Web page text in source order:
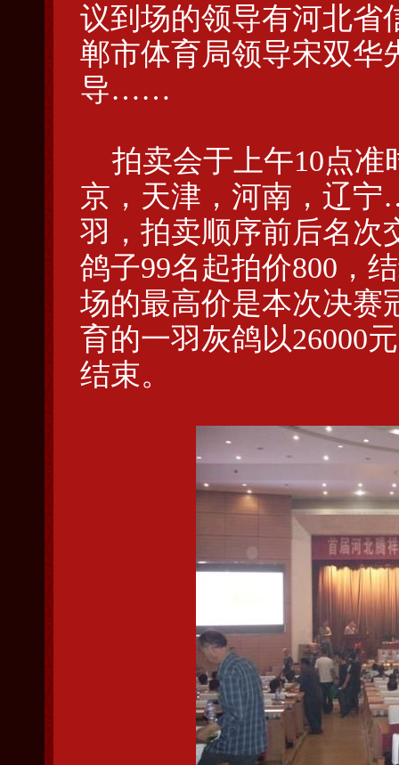
议到场的领导有河北省
郸市体育局领导宋双华
导……
拍卖会于上午10点准
京，天津，河南，辽
羽，拍卖顺序前后名次
鸽子99名起拍价800，
场的最高价是本次决赛
育的一羽灰鸽以26000
结束。